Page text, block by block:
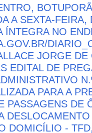
A SEXTA-
ÍNTEGRA NO
JORGE
EDITAL DE
PARA A
PASSAGENS DE
DOMICÍLIO -